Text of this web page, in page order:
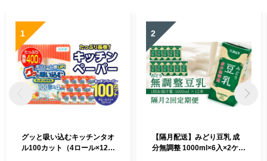
1
グッと吸い込むキッチンタオ
ル100カット（4ロール×12パ
2
【隔月配送】みどり豆乳 成
分無調整 1000ml×6入×2ケー